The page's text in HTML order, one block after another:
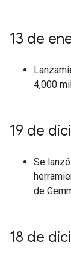
13 de
4,000
19 de
Se lanzó
de
18 de